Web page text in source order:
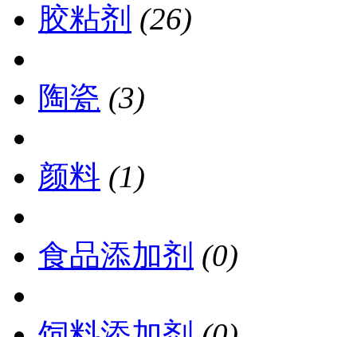
胶粘剂 (26)
陶瓷 (3)
颜料 (1)
食品添加剂 (0)